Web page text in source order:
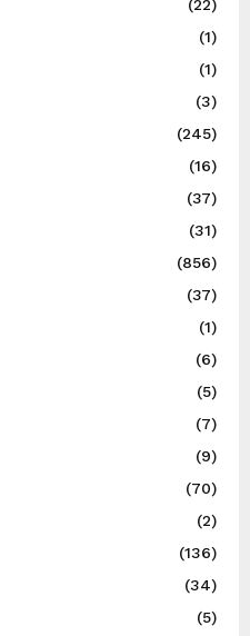
(22)
(1)
(1)
(3)
(245)
(16)
(37)
(31)
(856)
(37)
(1)
(6)
(5)
(7)
(9)
(70)
(2)
(136)
(34)
(5)